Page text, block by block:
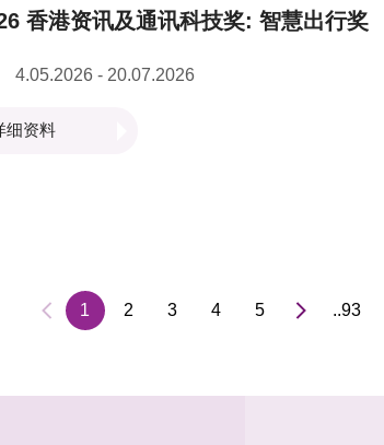
香港资讯及通讯科技奖: 智慧出行奖
4.05.2026 - 20.07.2026
细资料
1 2 3 4 5 ..93